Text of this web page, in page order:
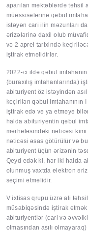
aparılan məktəblərdə təhsil
müəssisələrinə qəbul
istəyən cari ilin məzunları
ərizələrinə daxil olub
və 2 aprel tarixində
iştirak etməlidirlər.
2022-ci ildə qəbul
(buraxılış imtahanlarında)
abituriyent öz istəyindən
keçirilən qəbul imtahanının
iştirak edə və ya etməyə
halda abituriyentin qəbul
mərhələsindəki nəticəsi kimi
nəticəsi əsas götürülür və
abituriyent üçün ərizənin
Qeyd edək ki, hər iki halda
olunmuş vaxtda elektron
seçimi etməlidir.
V ixtisas qrupu üzrə ali
müsabiqəsində iştirak
abituriyentlər (cari və
olmasından asılı